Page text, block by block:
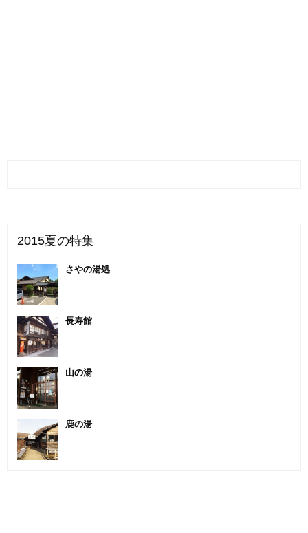
2015夏の特集
さやの湯処
長寿館
山の湯
鹿の湯